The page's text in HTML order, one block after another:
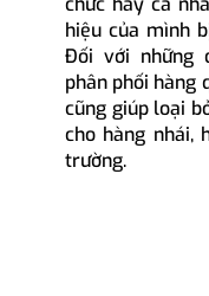
hiệu của mình
Đối với những
phân phối hàng
cũng giúp loại
cho hàng nhái,
trường.